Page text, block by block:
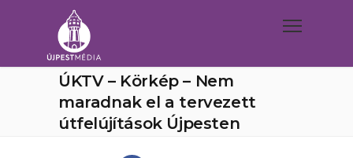
ÚKTV – Körkép – Nem
maradnak el a tervezett
útfelújítások Újpesten